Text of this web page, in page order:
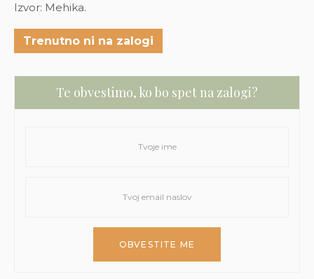
Izvor: Mehika.
Trenutno ni na zalogi
Te obvestimo, ko bo spet na zalogi?